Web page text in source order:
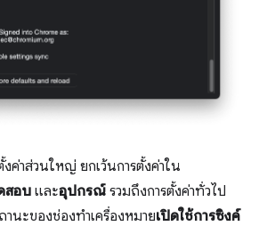
ค่าส่วนใหญ่ ยกเว้นการตั้งค่าใน
สอบ และอุปกรณ์ รวมถึงการตั้งค่าทั่วไป
านะของช่องทำเครื่องหมายเปิดใช้การซิงค์